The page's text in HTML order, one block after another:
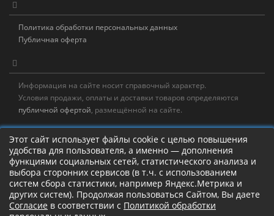
Политика обработки персональных данных
Публичная оферта
Информация на сайте носит справочный характер.
Условия продажи, оплаты и доставки товаров определяются
публичной офертой, размещённой на сайте.
Новостная рассылка
Новости, акции, распродажи и полезные советы!
Левая панель
Этот сайт использует файлы cookie с целью повышения
удобства для пользователя, а именно — дополнения
функциями социальных сетей, статистического анализа и
выбора сторонних сервисов (в т.ч. с использованием
систем сбора статистики, например Яндекс.Метрика и
других систем). Продолжая пользоваться Сайтом, Вы даете
Согласие в соответствии с Политикой обработки